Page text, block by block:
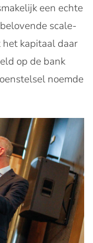
een echte
scale-
het kapitaal daar
op de bank
noemde